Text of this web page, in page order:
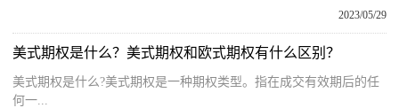
2023/05/29
美式期权是什么？美式期权和欧式期权有什么区别？
美式期权是什么?美式期权是一种期权类型。指在成交有效期后的任
何一...